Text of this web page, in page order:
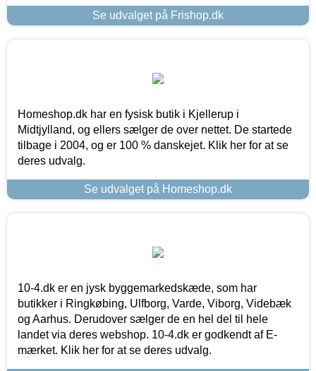
Se udvalget på Frishop.dk
Homeshop.dk har en fysisk butik i Kjellerup i
Midtjylland, og ellers sælger de over nettet. De startede
tilbage i 2004, og er 100 % danskejet. Klik her for at se
deres udvalg.
Se udvalget på Homeshop.dk
10-4.dk er en jysk byggemarkedskæde, som har
butikker i Ringkøbing, Ulfborg, Varde, Viborg, Videbæk
og Aarhus. Derudover sælger de en hel del til hele
landet via deres webshop. 10-4.dk er godkendt af E-
mærket. Klik her for at se deres udvalg.